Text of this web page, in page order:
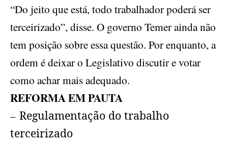
“Do jeito que está, todo trabalhador poderá ser
terceirizado”, disse. O governo Temer ainda não
tem posição sobre essa questão. Por enquanto, a
ordem é deixar o Legislativo discutir e votar
como achar mais adequado.
REFORMA EM PAUTA
– Regulamentação do trabalho
terceirizado